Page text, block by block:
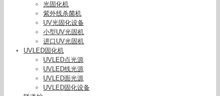
光固化机
紫外线杀菌机
UV光固化设备
小型UV光固机
进口UV光固机
UVLED固化机
UVLED点光源
UVLED线光源
UVLED面光源
UVLED固化设备